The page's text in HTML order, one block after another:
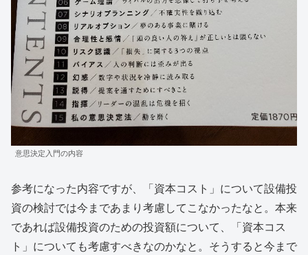
意思決定入門の内容
参考になった内容ですが、「資本コスト」について設備投
資の検討では今まであまり考慮してこなかったなと。本来
であれば設備投資のための投資額について、「資本コス
ト」についても考慮すべきなのかなと。そうすると今まで